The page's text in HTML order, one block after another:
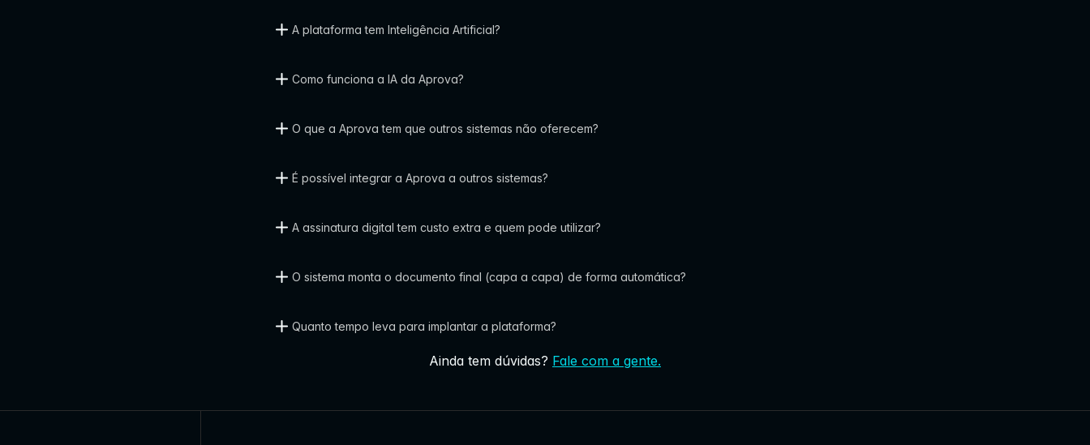
A plataforma tem Inteligência Artificial?
Como funciona a IA da Aprova?
O que a Aprova tem que outros sistemas não oferecem?
É possível integrar a Aprova a outros sistemas?
A assinatura digital tem custo extra e quem pode utilizar?
O sistema monta o documento final (capa a capa) de forma automática?
Quanto tempo leva para implantar a plataforma?
Ainda tem dúvidas? Fale com a gente.